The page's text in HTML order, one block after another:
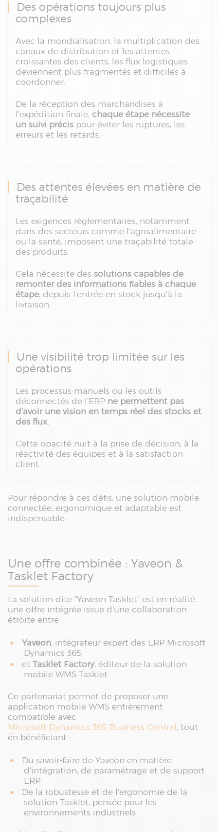
Des opérations toujours plus
complexes
Avec la mondialisation, la multiplication des
canaux de distribution et les attentes
croissantes des clients, les flux logistiques
deviennent plus fragmentés et difficiles à
coordonner.
De la réception des marchandises à
l’expédition finale, chaque étape nécessite
un suivi précis pour éviter les ruptures, les
erreurs et les retards.
Des attentes élevées en matière de
traçabilité
Les exigences réglementaires, notamment
dans des secteurs comme l’agroalimentaire
ou la santé, imposent une traçabilité totale
des produits.
Cela nécessite des solutions capables de
remonter des informations fiables à chaque
étape, depuis l’entrée en stock jusqu’à la
livraison.
Une visibilité trop limitée sur les
opérations
Les processus manuels ou les outils
déconnectés de l’ERP ne permettent pas
d’avoir une vision en temps réel des stocks et
des flux.
Cette opacité nuit à la prise de décision, à la
réactivité des équipes et à la satisfaction
client.
Pour répondre à ces défis, une solution mobile,
connectée, ergonomique et adaptable est
indispensable.
Une offre combinée : Yaveon &
Tasklet Factory
La solution dite “Yaveon Tasklet” est en réalité
une offre intégrée issue d’une collaboration
étroite entre :
Yaveon, intégrateur expert des ERP Microsoft
Dynamics 365,
et Tasklet Factory, éditeur de la solution
mobile WMS Tasklet.
Ce partenariat permet de proposer une
application mobile WMS entièrement
compatible avec
Microsoft Dynamics 365 Business Central , tout
en bénéficiant :
Du savoir-faire de Yaveon en matière
d’intégration, de paramétrage et de support
ERP
De la robustesse et de l’ergonomie de la
solution Tasklet, pensée pour les
environnements industriels